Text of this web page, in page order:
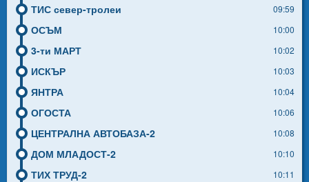
ТИС север-тролеи 09:59
ОСЪМ 10:00
3-ти МАРТ 10:02
ИСКЪР 10:03
ЯНТРА 10:04
ОГОСТА 10:06
ЦЕНТРАЛНА АВТОБАЗА-2 10:08
ДОМ МЛАДОСТ-2 10:10
ТИХ ТРУД-2 10:11